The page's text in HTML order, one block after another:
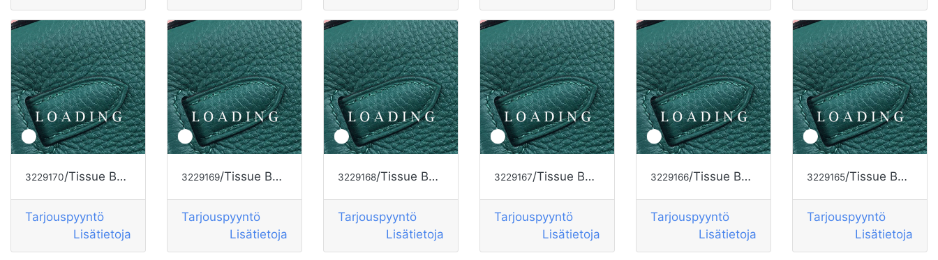
3229170/Tissue Box alkaen HERMES
Tarjouspyyntö
Lisätietoja
3229169/Tissue Box alkaen HERMES
Tarjouspyyntö
Lisätietoja
3229168/Tissue Box alkaen HERMES
Tarjouspyyntö
Lisätietoja
3229167/Tissue Box alkaen HERMES
Tarjouspyyntö
Lisätietoja
3229166/Tissue Box (25×14×9 cm)alkaen HERMES
Tarjouspyyntö
Lisätietoja
3229165/Tissue Box alkaen HERMES
Tarjouspyyntö
Lisätietoja